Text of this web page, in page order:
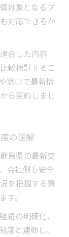
対象となるプ
対応できるか
合した内容
較検討するこ
窓口で最新情
ら契約しまし
の理解
馬県の最新交
会社側も安全
を把握する責
。
路の明確化、
度と連動し、